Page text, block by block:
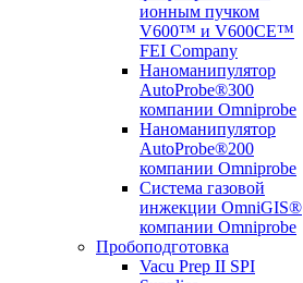
ионным пучком
V600™ и V600CE™
FEI Company
Наноманипулятор
AutoProbe®300
компании Omniprobe
Наноманипулятор
AutoProbe®200
компании Omniprobe
Система газовой
инжекции OmniGIS®
компании Omniprobe
Пробоподготовка
Vacu Prep II SPI